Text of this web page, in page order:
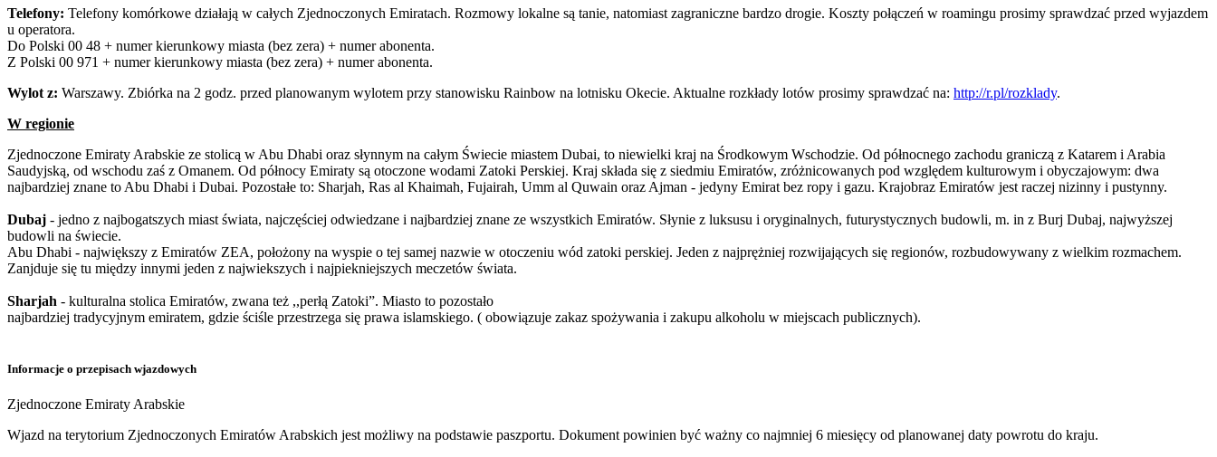
Telefony: Telefony komórkowe działają w całych Zjednoczonych Emiratach. Rozmowy lokalne są tanie, natomiast zagraniczne bardzo drogie. Koszty połączeń w roamingu prosimy sprawdzać przed wyjazdem
u operatora.
Do Polski 00 48 + numer kierunkowy miasta (bez zera) + numer abonenta.
Z Polski 00 971 + numer kierunkowy miasta (bez zera) + numer abonenta.
Wylot z: Warszawy. Zbiórka na 2 godz. przed planowanym wylotem przy stanowisku Rainbow na lotnisku Okecie. Aktualne rozkłady lotów prosimy sprawdzać na: http://r.pl/rozklady.
W regionie
Zjednoczone Emiraty Arabskie ze stolicą w Abu Dhabi oraz słynnym na całym Świecie miastem Dubai, to niewielki kraj na Środkowym Wschodzie. Od północnego zachodu graniczą z Katarem i Arabia
Saudyjską, od wschodu zaś z Omanem. Od północy Emiraty są otoczone wodami Zatoki Perskiej. Kraj składa się z siedmiu Emiratów, zróżnicowanych pod względem kulturowym i obyczajowym: dwa
najbardziej znane to Abu Dhabi i Dubai. Pozostałe to: Sharjah, Ras al Khaimah, Fujairah, Umm al Quwain oraz Ajman - jedyny Emirat bez ropy i gazu. Krajobraz Emiratów jest raczej nizinny i pustynny.
Dubaj - jedno z najbogatszych miast świata, najczęściej odwiedzane i najbardziej znane ze wszystkich Emiratów. Słynie z luksusu i oryginalnych, futurystycznych budowli, m. in z Burj Dubaj, najwyższej
budowli na świecie.
Abu Dhabi - największy z Emiratów ZEA, położony na wyspie o tej samej nazwie w otoczeniu wód zatoki perskiej. Jeden z najprężniej rozwijających się regionów, rozbudowywany z wielkim rozmachem.
Zanjduje się tu między innymi jeden z najwiekszych i najpiekniejszych meczetów świata.
Sharjah - kulturalna stolica Emiratów, zwana też ,,perłą Zatoki”. Miasto to pozostało
najbardziej tradycyjnym emiratem, gdzie ściśle przestrzega się prawa islamskiego. ( obowiązuje zakaz spożywania i zakupu alkoholu w miejscach publicznych).
Informacje o przepisach wjazdowych
Zjednoczone Emiraty Arabskie
Wjazd na terytorium Zjednoczonych Emiratów Arabskich jest możliwy na podstawie paszportu. Dokument powinien być ważny co najmniej 6 miesięcy od planowanej daty powrotu do kraju.